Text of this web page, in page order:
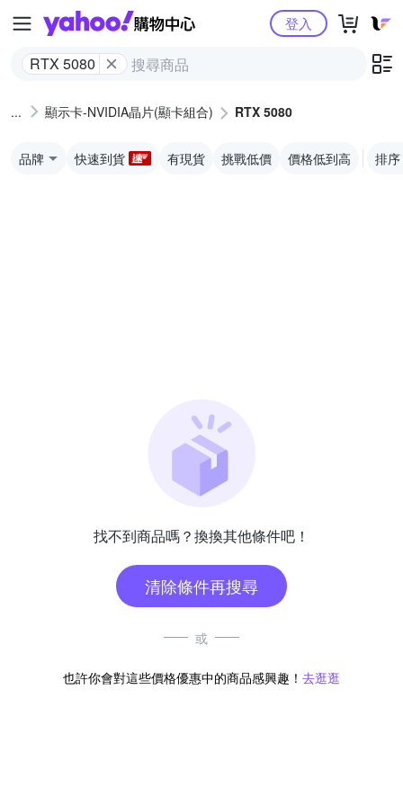
Yahoo購物中心
RTX 5080
登入
顯示卡-NVIDIA晶片(顯卡組合) RTX 5080
品牌 快速到貨 有現貨 挑戰低價 價格低到高 排序
找不到商品嗎？換換其他條件吧！
清除條件再搜尋
或
也許你會對這些價格優惠中的商品感興趣！ 去逛逛